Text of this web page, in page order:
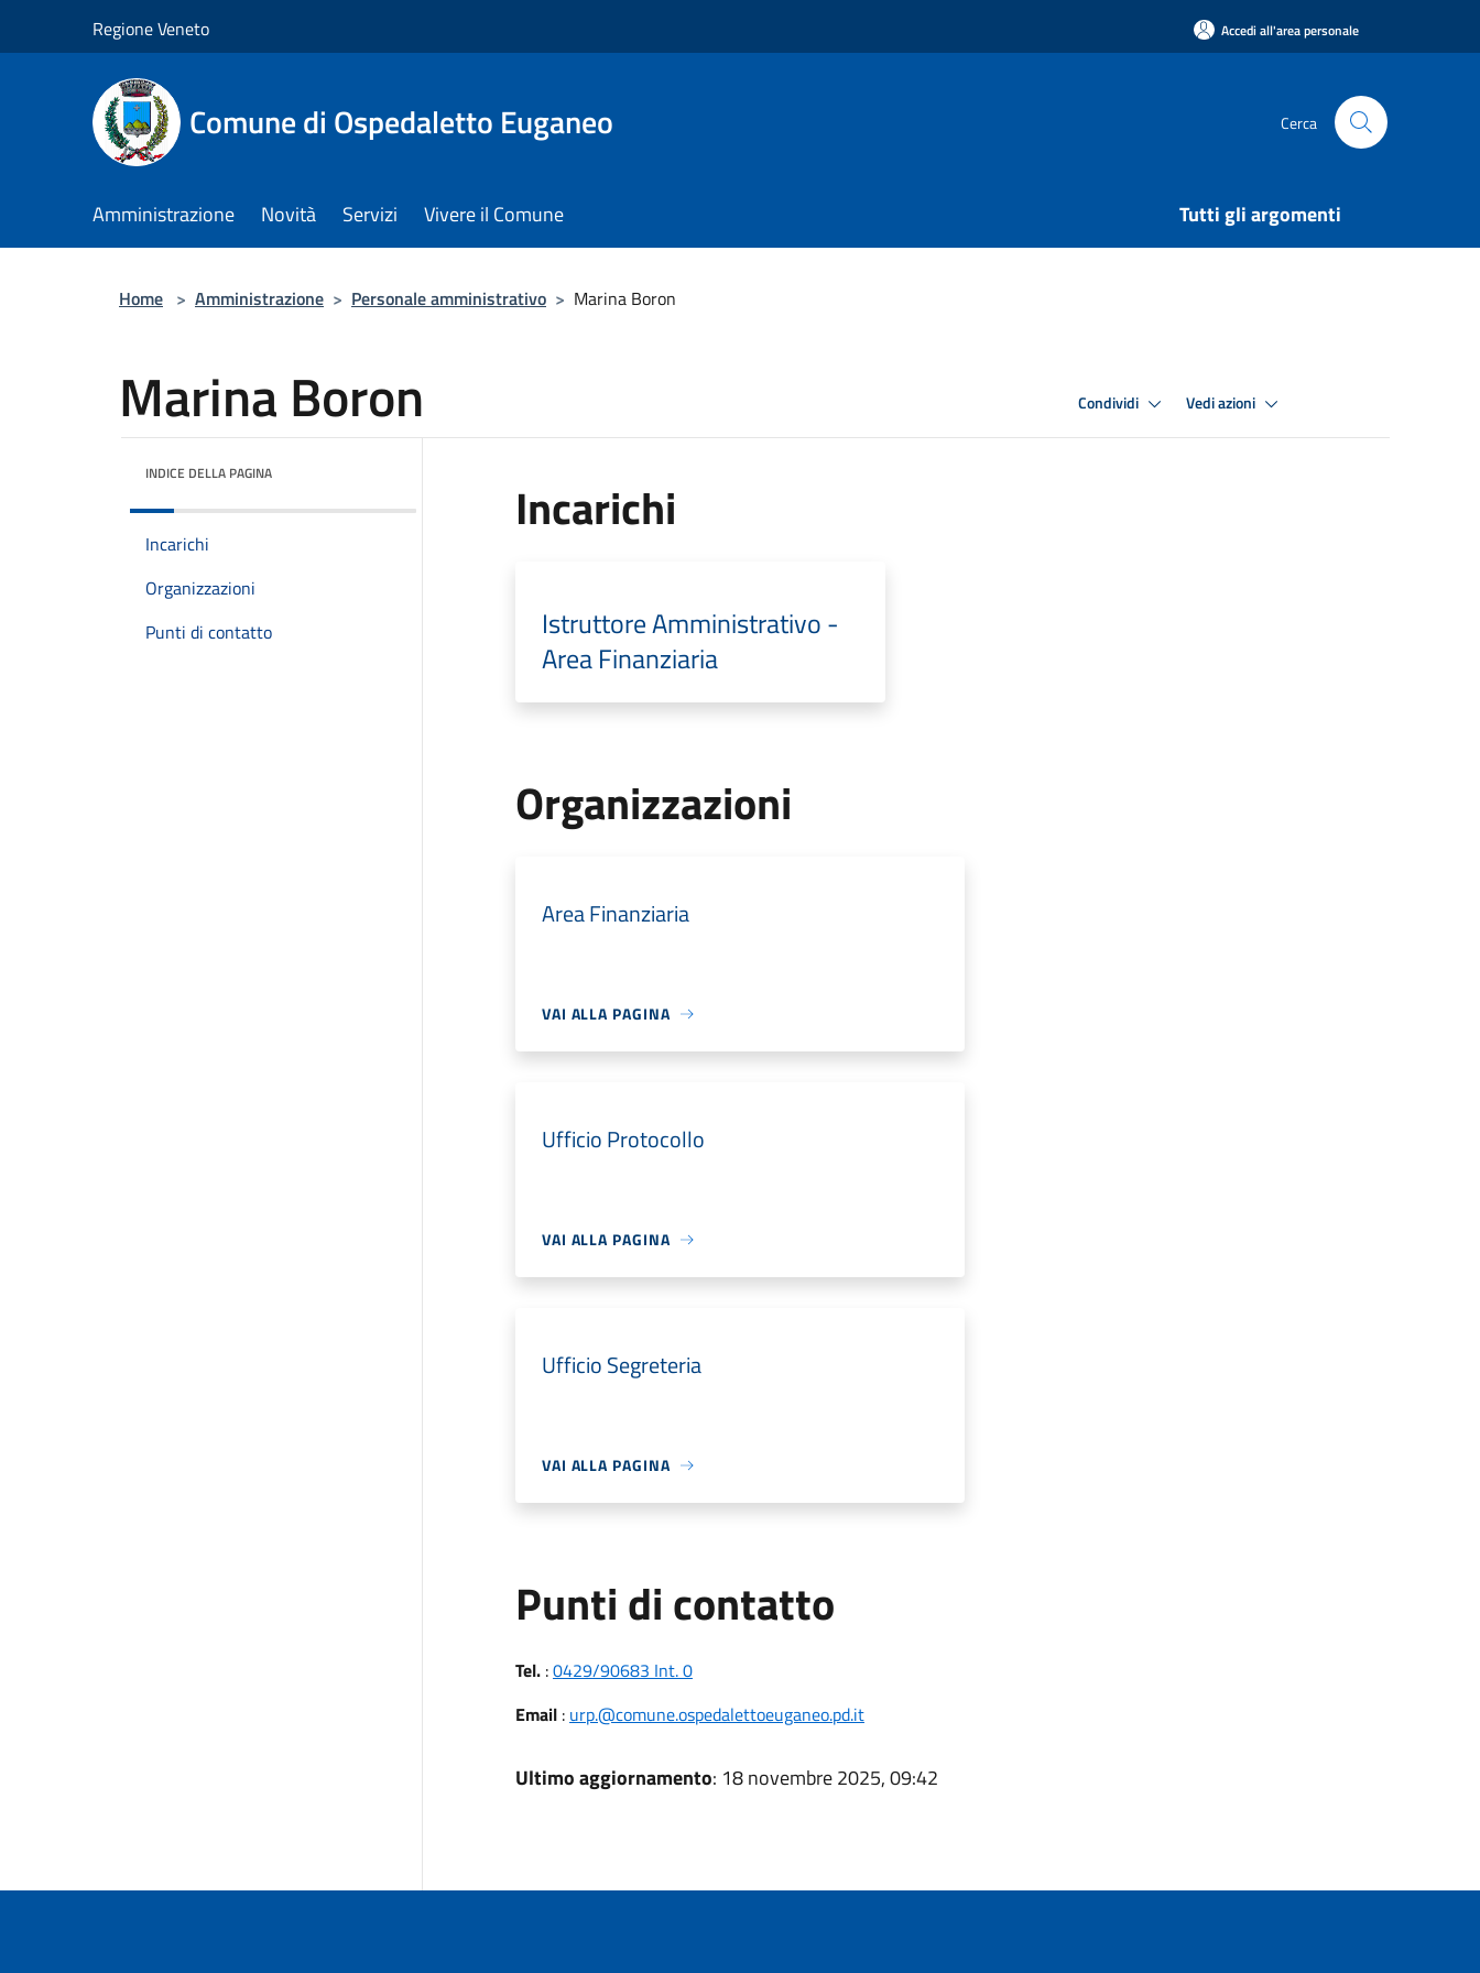
Regione Veneto Accedi all'area personale
Comune di Ospedaletto Euganeo Cerca
Amministrazione Novità Servizi Vivere il Comune Tutti gli argomenti
Home > Amministrazione > Personale amministrativo > Marina Boron
Marina Boron Condividi Vedi azioni
INDICE DELLA PAGINA
Incarichi
Organizzazioni
Punti di contatto
Incarichi
Istruttore Amministrativo -
Area Finanziaria
Organizzazioni
Area Finanziaria
VAI ALLA PAGINA
Ufficio Protocollo
VAI ALLA PAGINA
Ufficio Segreteria
VAI ALLA PAGINA
Punti di contatto
Tel.:0429/90683 Int. 0
Email: urp.@comune.ospedalettoeuganeo.pd.it
Ultimo aggiornamento: 18 novembre 2025, 09:42